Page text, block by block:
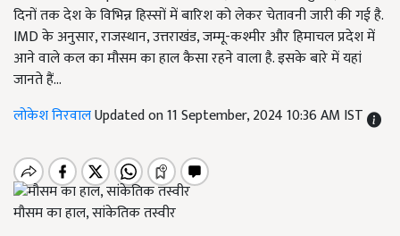
दिनों तक देश के विभिन्न हिस्सों में बारिश को लेकर चेतावनी जारी की गई है.
IMD के अनुसार, राजस्थान, उत्तराखंड, जम्मू-कश्मीर और हिमाचल प्रदेश में
आने वाले कल का मौसम का हाल कैसा रहने वाला है. इसके बारे में यहां
जानते हैं...
लोकेश निरवालUpdated on 11 September, 2024 10:36 AM IST
मौसम का हाल, सांकेतिक तस्वीर